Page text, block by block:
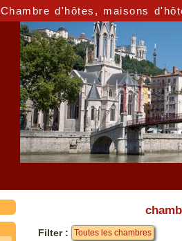
Chambre d'hôtes, maisons
Filter : Toutes les chambres